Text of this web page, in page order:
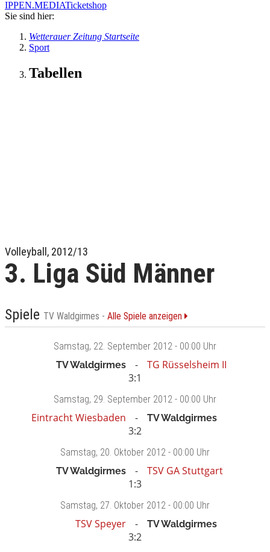
IPPEN.MEDIATicketshop
Sie sind hier:
Wetterauer Zeitung Startseite
Sport
Tabellen
Volleyball, 2012/13
3. Liga Süd Männer
Spiele TV Waldgirmes - Alle Spiele anzeigen
Samstag, 22. September 2012 - 00:00 Uhr
TV Waldgirmes
TG Rüsselsheim II
3:1
Samstag, 29. September 2012 - 00:00 Uhr
Eintracht Wiesbaden TV Waldgirmes
3:2
Samstag, 20. Oktober 2012 - 00:00 Uhr
TV Waldgirmes
TSV GA Stuttgart
1:3
Samstag, 27. Oktober 2012 - 00:00 Uhr
TSV Speyer TV Waldgirmes
3:2